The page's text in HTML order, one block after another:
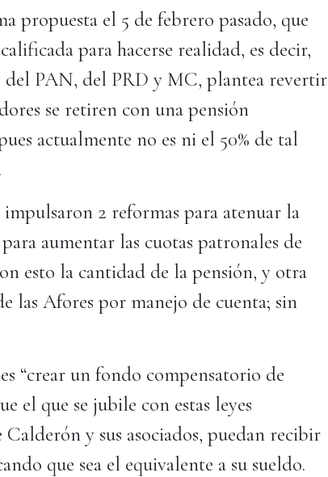
propuesta el 5 de febrero pasado, que
para hacerse realidad, es decir,
del PAN, del PRD y MC, plantea revertir
se retiren con una pensión
actualmente no es ni el 50% de tal
impulsaron 2 reformas para atenuar la
aumentar las cuotas patronales de
esto la cantidad de la pensión, y otra
las Afores por manejo de cuenta; sin
“crear un fondo compensatorio de
el que se jubile con estas leyes
y sus asociados, puedan recibir
que sea el equivalente a su sueldo.